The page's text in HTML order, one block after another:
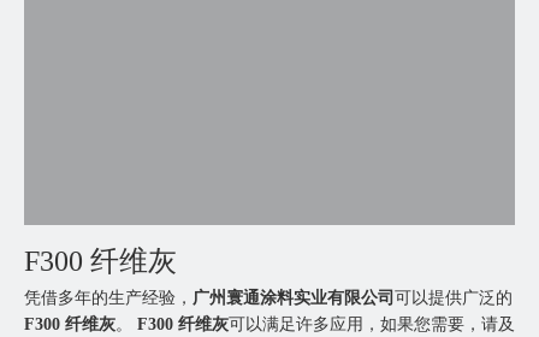
F300 纤维灰
凭借多年的生产经验， 广州寰通涂料实业有限公司 可以提供广泛的
F300 纤维灰。 F300 纤维灰可以满足许多应用，如果您需要，请及